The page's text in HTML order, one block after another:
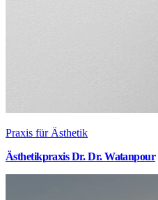
Praxis für Ästhetik
Ästhetikpraxis Dr. Dr. Watanpour